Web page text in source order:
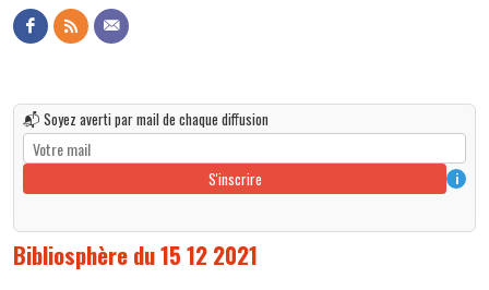
📬 Soyez averti par mail de chaque diffusion
S'inscrire i
Bibliosphère du 15 12 2021